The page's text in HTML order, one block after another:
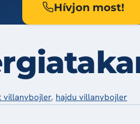
Hívjon most!
villanybojler, hajdu villanybojler